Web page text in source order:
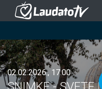
Skoči
sadržaj
02.02.2026., 17:00